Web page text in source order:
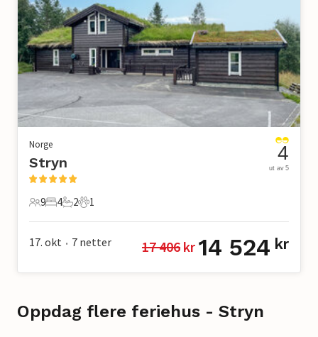
Norge
Stryn
9 Gjester
9
4 Soverom
4
2 Bad
2
1 Kjæledyr
1
4
ut av 5
17. okt • 7 netter 17 406 kr 14 524 kr
Oppdag flere feriehus - Stryn